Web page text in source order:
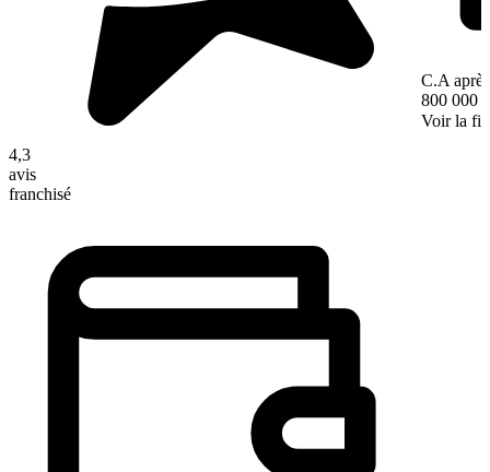
4,3
avis
franchisé
C.A
800 000 €
Voir la